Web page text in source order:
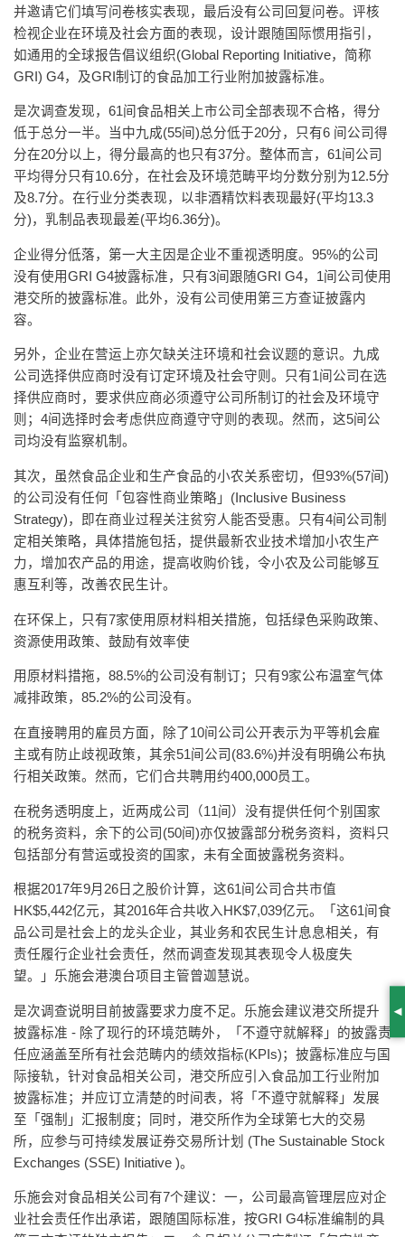
并邀请它们填写问卷核实表现，最后没有公司回复问卷。评核
检视企业在环境及社会方面的表现，设计跟随国际惯用指引，
如通用的全球报告倡议组织(Global Reporting Initiative，简称
GRI) G4，及GRI制订的食品加工行业附加披露标准。
是次调查发现，61间食品相关上市公司全部表现不合格，得分
低于总分一半。当中九成(55间)总分低于20分，只有6 间公司得
分在20分以上，得分最高的也只有37分。整体而言，61间公司
平均得分只有10.6分，在社会及环境范畴平均分数分别为12.5分
及8.7分。在行业分类表现，以非酒精饮料表现最好(平均13.3
分)，乳制品表现最差(平均6.36分)。
企业得分低落，第一大主因是企业不重视透明度。95%的公司
没有使用GRI G4披露标准，只有3间跟随GRI G4，1间公司使用
港交所的披露标准。此外，没有公司使用第三方查证披露内
容。
另外，企业在营运上亦欠缺关注环境和社会议题的意识。九成
公司选择供应商时没有订定环境及社会守则。只有1间公司在选
择供应商时，要求供应商必须遵守公司所制订的社会及环境守
则；4间选择时会考虑供应商遵守守则的表现。然而，这5间公
司均没有监察机制。
其次，虽然食品企业和生产食品的小农关系密切，但93%(57间)
的公司没有任何「包容性商业策略」(Inclusive Business
Strategy)，即在商业过程关注贫穷人能否受惠。只有4间公司制
定相关策略，具体措施包括，提供最新农业技术增加小农生产
力，增加农产品的用途，提高收购价钱，令小农及公司能够互
惠互利等，改善农民生计。
在环保上，只有7家使用原材料相关措施，包括绿色采购政策、
资源使用政策、鼓励有效率使
用原材料措拖，88.5%的公司没有制订；只有9家公布温室气体
减排政策，85.2%的公司没有。
在直接聘用的雇员方面，除了10间公司公开表示为平等机会雇
主或有防止歧视政策，其余51间公司(83.6%)并没有明确公布执
行相关政策。然而，它们合共聘用约400,000员工。
在税务透明度上，近两成公司（11间）没有提供任何个别国家
的税务资料，余下的公司(50间)亦仅披露部分税务资料，资料只
包括部分有营运或投资的国家，未有全面披露税务资料。
根据2017年9月26日之股价计算，这61间公司合共市值
HK$5,442亿元，其2016年合共收入HK$7,039亿元。「这61间食
品公司是社会上的龙头企业，其业务和农民生计息息相关，有
责任履行企业社会责任，然而调查发现其表现令人极度失
望。」乐施会港澳台项目主管曾迦慧说。
是次调查说明目前披露要求力度不足。乐施会建议港交所提升
披露标准 - 除了现行的环境范畴外，「不遵守就解释」的披露责
任应涵盖至所有社会范畴内的绩效指标(KPIs)；披露标准应与国
际接轨，针对食品相关公司，港交所应引入食品加工行业附加
披露标准；并应订立清楚的时间表，将「不遵守就解释」发展
至「强制」汇报制度；同时，港交所作为全球第七大的交易
所，应参与可持续发展证券交易所计划 (The Sustainable Stock
Exchanges (SSE) Initiative )。
乐施会对食品相关公司有7个建议：一，公司最高管理层应对企
业社会责任作出承诺，跟随国际标准，按GRI G4标准编制的具